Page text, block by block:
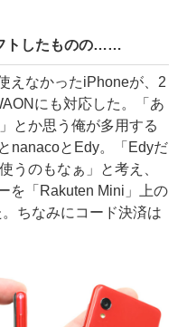
トしたものの……
えなかったiPhoneが、2
にも対応した。「あ
とか思う俺が多用する
nanacoとEdy。「Edyだ
うのもなぁ」と考え、
を「Rakuten Mini」上の
ちなみにコード決済は